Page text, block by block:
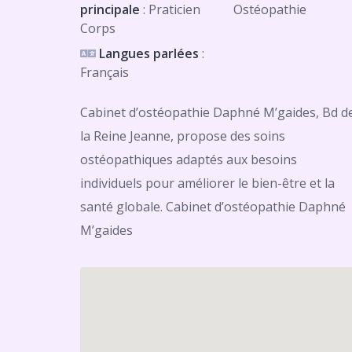
principale : Praticien
Corps
Ostéopathie
Langues parlées :
Français
Cabinet d’ostéopathie Daphné M’gaides, Bd
la Reine Jeanne, propose des soins
ostéopathiques adaptés aux besoins
individuels pour améliorer le bien-être et la
santé globale. Cabinet d’ostéopathie Daphné
M’gaides